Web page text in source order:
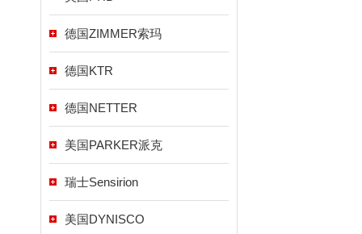
德国ZIMMER索玛
德国KTR
德国NETTER
美国PARKER派克
瑞士Sensirion
美国DYNISCO